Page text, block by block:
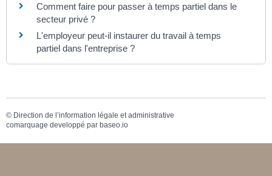
Comment faire pour passer à temps partiel dans le
secteur privé ?
L'employeur peut-il instaurer du travail à temps
partiel dans l'entreprise ?
© Direction de l’information légale et administrative
comarquage developpé par baseo.io